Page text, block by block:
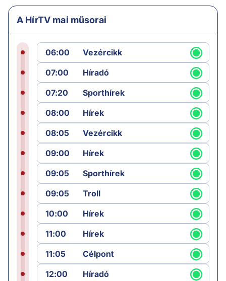
A HírTV mai műsorai
06:00
Vezércikk
07:00
Híradó
07:20
Sporthírek
08:00
Hírek
08:05
Vezércikk
09:00
Hírek
09:05
Sporthírek
09:05
Troll
10:00
Hírek
11:00
Hírek
11:05
Célpont
12:00
Híradó